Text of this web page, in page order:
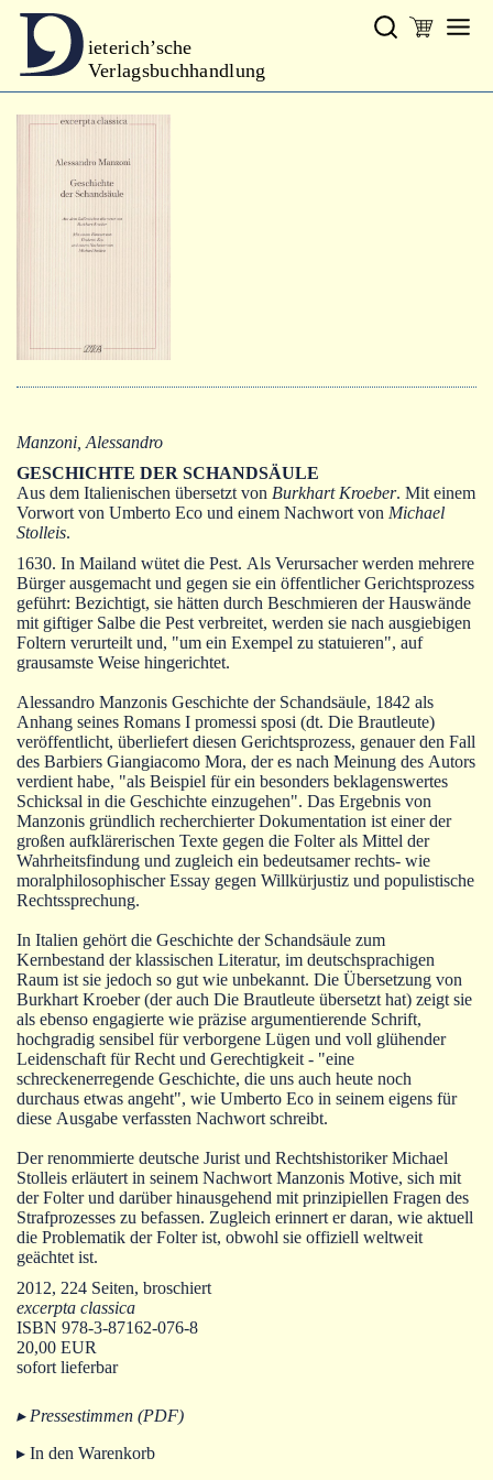
ieterich’sche
Verlagsbuchhandlung
Autoren
Manzoni, Alessandro
GESCHICHTE DER SCHANDSÄULE
Aus dem Italienischen übersetzt von Burkhart Kroeber. Mit einem
Vorwort von Umberto Eco und einem Nachwort von Michael
Stolleis.
1630. In Mailand wütet die Pest. Als Verursacher werden mehrere
Bürger ausgemacht und gegen sie ein öffentlicher Gerichtsprozess
geführt: Bezichtigt, sie hätten durch Beschmieren der Hauswände
mit giftiger Salbe die Pest verbreitet, werden sie nach ausgiebigen
Foltern verurteilt und, "um ein Exempel zu statuieren", auf
grausamste Weise hingerichtet.
Alessandro Manzonis Geschichte der Schandsäule, 1842 als
Anhang seines Romans I promessi sposi (dt. Die Brautleute)
veröffentlicht, überliefert diesen Gerichtsprozess, genauer den Fall
des Barbiers Giangiacomo Mora, der es nach Meinung des Autors
verdient habe, "als Beispiel für ein besonders beklagenswertes
Schicksal in die Geschichte einzugehen". Das Ergebnis von
Manzonis gründlich recherchierter Dokumentation ist einer der
großen aufklärerischen Texte gegen die Folter als Mittel der
Wahrheitsfindung und zugleich ein bedeutsamer rechts- wie
moralphilosophischer Essay gegen Willkürjustiz und populistische
Rechtssprechung.
In Italien gehört die Geschichte der Schandsäule zum
Kernbestand der klassischen Literatur, im deutschsprachigen
Raum ist sie jedoch so gut wie unbekannt. Die Übersetzung von
Burkhart Kroeber (der auch Die Brautleute übersetzt hat) zeigt sie
als ebenso engagierte wie präzise argumentierende Schrift,
hochgradig sensibel für verborgene Lügen und voll glühender
Leidenschaft für Recht und Gerechtigkeit - "eine
schreckenerregende Geschichte, die uns auch heute noch
durchaus etwas angeht", wie Umberto Eco in seinem eigens für
diese Ausgabe verfassten Nachwort schreibt.
Der renommierte deutsche Jurist und Rechtshistoriker Michael
Stolleis erläutert in seinem Nachwort Manzonis Motive, sich mit
der Folter und darüber hinausgehend mit prinzipiellen Fragen des
Strafprozesses zu befassen. Zugleich erinnert er daran, wie aktuell
die Problematik der Folter ist, obwohl sie offiziell weltweit
geächtet ist.
2012, 224 Seiten, broschiert
excerpta classica
ISBN 978-3-87162-076-8
20,00 EUR
sofort lieferbar
▸ Pressestimmen (PDF)
▸ In den Warenkorb